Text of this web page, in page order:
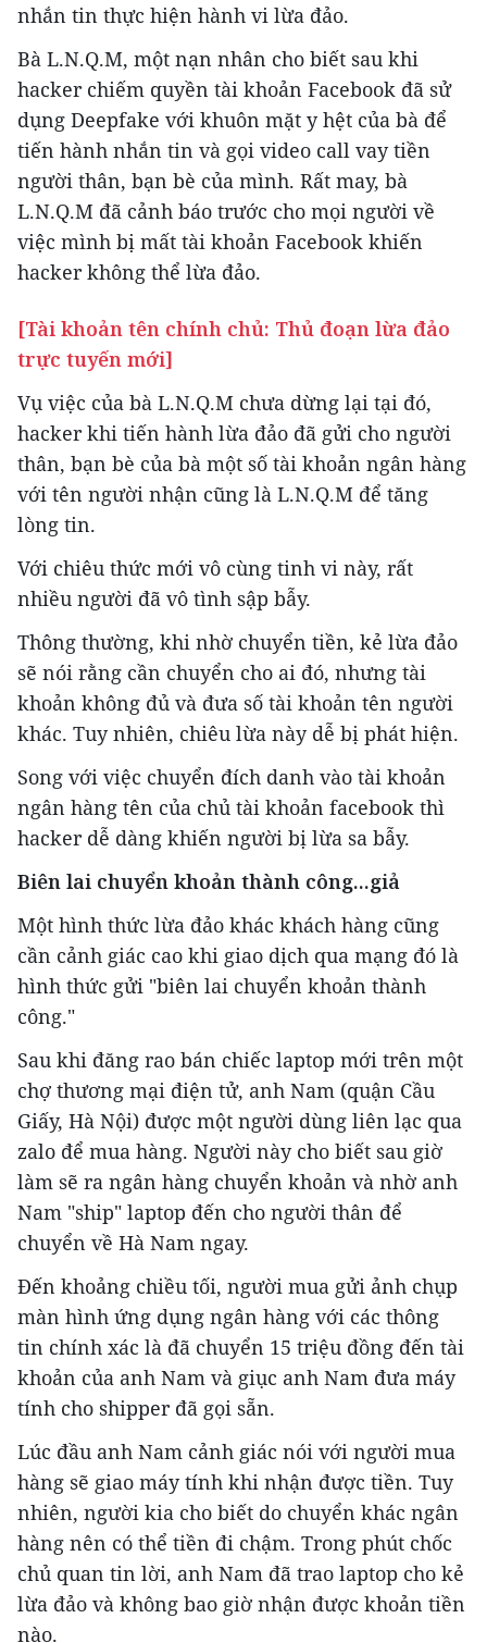
nhắn tin thực hiện hành vi lừa đảo.
Bà L.N.Q.M, một nạn nhân cho biết sau khi
hacker chiếm quyền tài khoản Facebook đã sử
dụng Deepfake với khuôn mặt y hệt của bà để
tiến hành nhắn tin và gọi video call vay tiền
người thân, bạn bè của mình. Rất may, bà
L.N.Q.M đã cảnh báo trước cho mọi người về
việc mình bị mất tài khoản Facebook khiến
hacker không thể lừa đảo.
[Tài khoản tên chính chủ: Thủ đoạn lừa đảo
trực tuyến mới]
Vụ việc của bà L.N.Q.M chưa dừng lại tại đó,
hacker khi tiến hành lừa đảo đã gửi cho người
thân, bạn bè của bà một số tài khoản ngân hàng
với tên người nhận cũng là L.N.Q.M để tăng
lòng tin.
Với chiêu thức mới vô cùng tinh vi này, rất
nhiều người đã vô tình sập bẫy.
Thông thường, khi nhờ chuyển tiền, kẻ lừa đảo
sẽ nói rằng cần chuyển cho ai đó, nhưng tài
khoản không đủ và đưa số tài khoản tên người
khác. Tuy nhiên, chiêu lừa này dễ bị phát hiện.
Song với việc chuyển đích danh vào tài khoản
ngân hàng tên của chủ tài khoản facebook thì
hacker dễ dàng khiến người bị lừa sa bẫy.
Biên lai chuyển khoản thành công...giả
Một hình thức lừa đảo khác khách hàng cũng
cần cảnh giác cao khi giao dịch qua mạng đó là
hình thức gửi "biên lai chuyển khoản thành
công."
Sau khi đăng rao bán chiếc laptop mới trên một
chợ thương mại điện tử, anh Nam (quận Cầu
Giấy, Hà Nội) được một người dùng liên lạc qua
zalo để mua hàng. Người này cho biết sau giờ
làm sẽ ra ngân hàng chuyển khoản và nhờ anh
Nam "ship" laptop đến cho người thân để
chuyển về Hà Nam ngay.
Đến khoảng chiều tối, người mua gửi ảnh chụp
màn hình ứng dụng ngân hàng với các thông
tin chính xác là đã chuyển 15 triệu đồng đến tài
khoản của anh Nam và giục anh Nam đưa máy
tính cho shipper đã gọi sẵn.
Lúc đầu anh Nam cảnh giác nói với người mua
hàng sẽ giao máy tính khi nhận được tiền. Tuy
nhiên, người kia cho biết do chuyển khác ngân
hàng nên có thể tiền đi chậm. Trong phút chốc
chủ quan tin lời, anh Nam đã trao laptop cho kẻ
lừa đảo và không bao giờ nhận được khoản tiền
nào.